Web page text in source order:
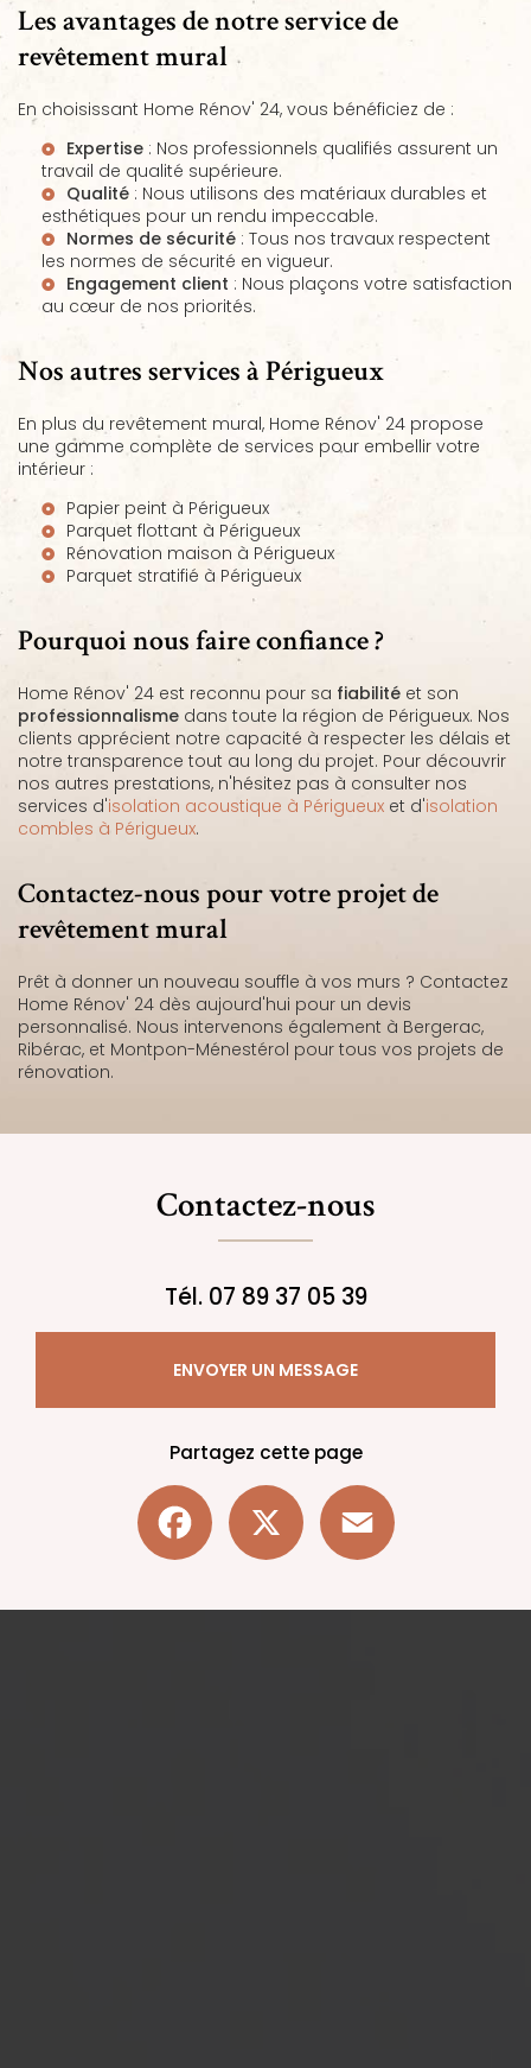
Les avantages de notre service de
revêtement mural
En choisissant Home Rénov' 24, vous bénéficiez de :
Expertise : Nos professionnels qualifiés assurent un
travail de qualité supérieure.
Qualité : Nous utilisons des matériaux durables et
esthétiques pour un rendu impeccable.
Normes de sécurité : Tous nos travaux respectent
les normes de sécurité en vigueur.
Engagement client : Nous plaçons votre satisfaction
au cœur de nos priorités.
Nos autres services à Périgueux
En plus du revêtement mural, Home Rénov' 24 propose
une gamme complète de services pour embellir votre
intérieur :
Papier peint à Périgueux
Parquet flottant à Périgueux
Rénovation maison à Périgueux
Parquet stratifié à Périgueux
Pourquoi nous faire confiance ?
Home Rénov' 24 est reconnu pour sa fiabilité et son
professionnalisme dans toute la région de Périgueux. Nos
clients apprécient notre capacité à respecter les délais et
notre transparence tout au long du projet. Pour découvrir
nos autres prestations, n'hésitez pas à consulter nos
services d'isolation acoustique à Périgueux et d'isolation
combles à Périgueux.
Contactez-nous pour votre projet de
revêtement mural
Prêt à donner un nouveau souffle à vos murs ? Contactez
Home Rénov' 24 dès aujourd'hui pour un devis
personnalisé. Nous intervenons également à Bergerac,
Ribérac, et Montpon-Ménestérol pour tous vos projets de
rénovation.
Contactez-nous
Tél. 07 89 37 05 39
ENVOYER UN MESSAGE
Partagez cette page
Facebook